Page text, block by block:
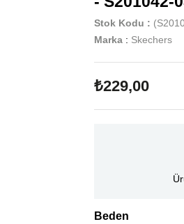
Stok Kodu
Marka : Skechers
₺229,00
Beden